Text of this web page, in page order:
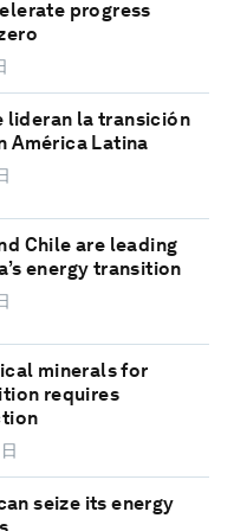
progress
lideran la transición
América Latina
Chile are leading
energy transition
minerals for
requires
seize its energy